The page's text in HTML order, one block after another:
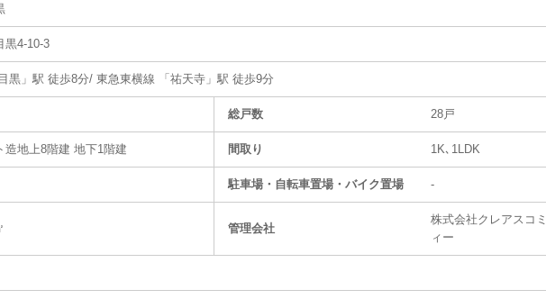
黒4-10-3
黒」駅 徒歩8分/ 東急東横線 「祐天寺」駅 徒歩9分
総戸数 28戸
造地上8階建 地下1階建 間取り 1K､1LDK
駐⾞場・⾃転⾞置場・バイク置場 -
管理会社
株式会社クレアスコ
ィー